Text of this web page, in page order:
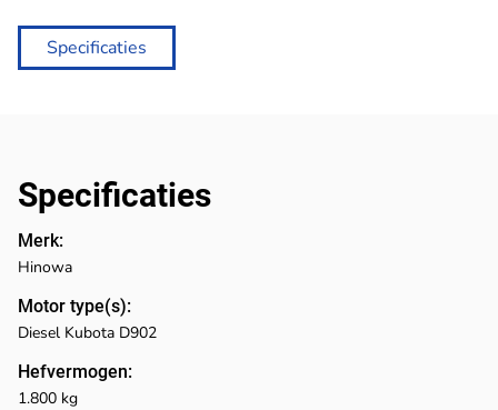
Specificaties
Specificaties
Merk:
Motor type(s):
Hefvermogen:
Hinowa
Diesel Kubota D902
1.800 kg